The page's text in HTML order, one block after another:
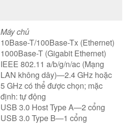
Máy chủ
10Base-T/100Base-Tx (Ethernet)
1000Base-T (Gigabit Ethernet)
IEEE 802.11 a/b/g/n/ac (Mạng
LAN không dây)—2.4 GHz hoặc
5 GHz có thể được chọn; mặc
định: tự động
USB 3.0 Host Type A—2 cổng
USB 3.0 Type B—1 cổng